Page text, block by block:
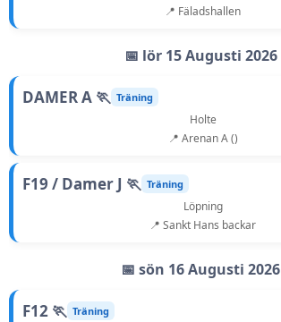
📍 Fäladshallen
📅 lör 15 Augusti 2026
DAMER A 🏃 Träning
Holte
📍 Arenan A ()
F19 / Damer J 🏃 Träning
Löpning
📍 Sankt Hans backar
📅 sön 16 Augusti 2026
F12 🏃 Träning